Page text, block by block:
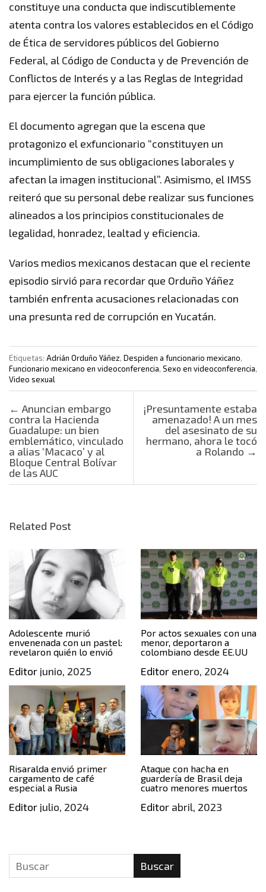
constituye una conducta que indiscutiblemente
atenta contra los valores establecidos en el Código
de Ética de servidores públicos del Gobierno
Federal, al Código de Conducta y de Prevención de
Conflictos de Interés y a las Reglas de Integridad
para ejercer la función pública.
El documento agregan que la escena que
protagonizo el exfuncionario “constituyen un
incumplimiento de sus obligaciones laborales y
afectan la imagen institucional”. Asimismo, el IMSS
reiteró que su personal debe realizar sus funciones
alineados a los principios constitucionales de
legalidad, honradez, lealtad y eficiencia.
Varios medios mexicanos destacan que el reciente
episodio sirvió para recordar que Orduño Yáñez
también enfrenta acusaciones relacionadas con
una presunta red de corrupción en Yucatán.
Etiquetas: Adrián Orduño Yáñez, Despiden a funcionario mexicano,
Funcionario mexicano en videoconferencia, Sexo en videoconferencia,
Video sexual
Post navigation
← Anuncian embargo
contra la Hacienda
Guadalupe: un bien
emblemático, vinculado
a alias ‘Macaco’ y al
Bloque Central Bolívar
de las AUC
¡Presuntamente estaba
amenazado! A un mes
del asesinato de su
hermano, ahora le tocó
a Rolando →
Related Post
Adolescente murió
envenenada con un pastel:
revelaron quién lo envió
Editor junio, 2025
Por actos sexuales con una
menor, deportaron a
colombiano desde EE.UU
Editorenero, 2024
Risaralda envió primer
cargamento de café
especial a Rusia
Editor julio, 2024
Ataque con hacha en
guardería de Brasil deja
cuatro menores muertos
Editorabril, 2023
Buscar